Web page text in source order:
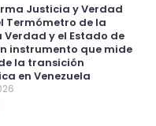
Justicia y Verdad
Termómetro de la
Verdad y el Estado de
instrumento que mide
la transición
en Venezuela